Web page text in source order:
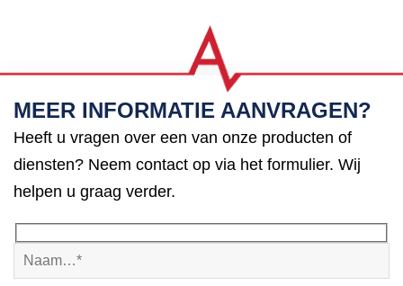
MEER INFORMATIE AANVRAGEN?
Heeft u vragen over een van onze producten of
diensten? Neem contact op via het formulier. Wij
helpen u graag verder.